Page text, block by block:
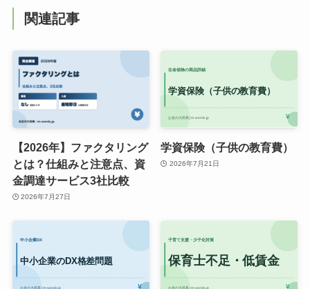
関連記事
【2026年】ファクタリング
とは？仕組みと注意点、資
金調達サービス3社比較
2026年7月27日
学資保険（子供の教育費）
2026年7月21日